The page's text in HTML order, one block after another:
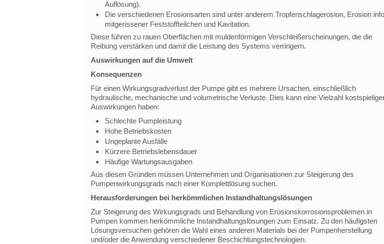
Auflösung).
Die verschiedenen Erosionsarten sind unter anderem Tropfenschlagerosion, Erosion
mitgerissener Feststoffteilchen und Kavitation.
Diese führen zu rauen Oberflächen mit muldenförmigen Verschleißerscheinungen, die die
Reibung verstärken und damit die Leistung des Systems verringern.
Auswirkungen auf die Umwelt
Konsequenzen
Für einen Wirkungsgradverlust der Pumpe gibt es mehrere Ursachen, einschließlich
hydraulische, mechanische und volumetrische Verluste. Dies kann eine Vielzahl
Auswirkungen haben:
Schlechte Pumpleistung
Hohe Betriebskosten
Ungeplante Ausfälle
Kürzere Betriebslebensdauer
Häufige Wartungsausgaben
Aus diesen Gründen müssen Unternehmen und Organisationen zur Steigerung des
Pumpenwirkungsgrads nach einer Komplettlösung suchen.
Herausforderungen bei herkömmlichen Instandhaltungslösungen
Zur Steigerung des Wirkungsgrads und Behandlung von Erosionskorrosionsproblemen in
Pumpen kommen herkömmliche Instandhaltungslösungen zum Einsatz. Zu den häufigsten
Lösungsversuchen gehören die Wahl eines anderen Materials bei der Pumpenherstellung
und/oder die Anwendung verschiedener Beschichtungstechnologien.